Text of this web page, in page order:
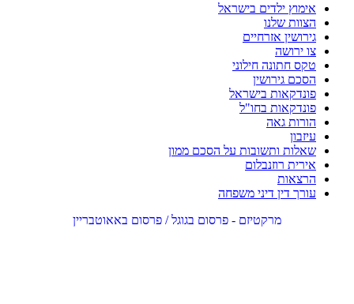
אימוץ ילדים בישראל
הצוות שלנו
גירושין אזרחיים
צו ירושה
טקס חתונה חילוני
הסכם גירושין
פונדקאות בישראל
פונדקאות בחו"ל
הורות גאה
עיזבון
שאלות ותשובות על הסכם ממון
אירית רוזנבלום
הרצאות
עורך דין דיני משפחה
מרקטיזם - פרסום בגוגל / פרסום באאוטבריין